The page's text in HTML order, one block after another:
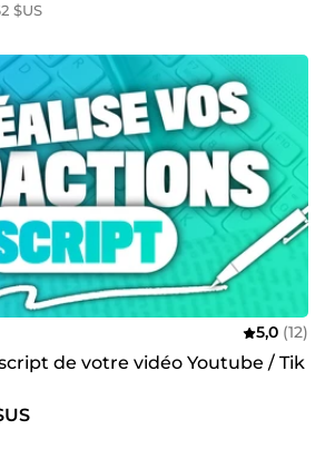
$US
5,0 (12)
de votre vidéo Youtube / Tik